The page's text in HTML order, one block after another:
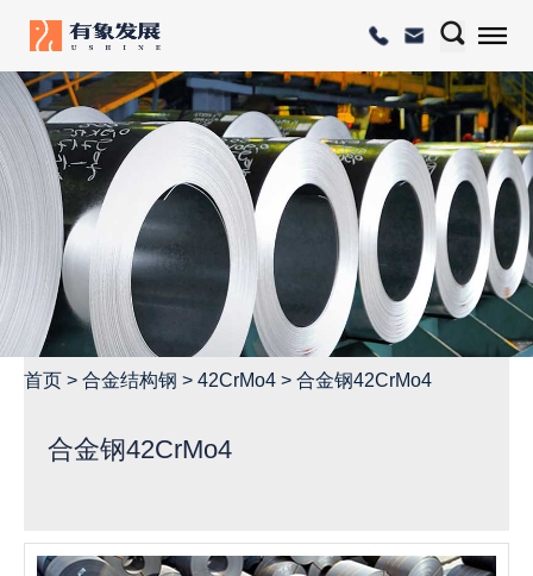
首页 > 合金结构钢 > 42CrMo4 > 合金钢42CrMo4
合金钢42CrMo4